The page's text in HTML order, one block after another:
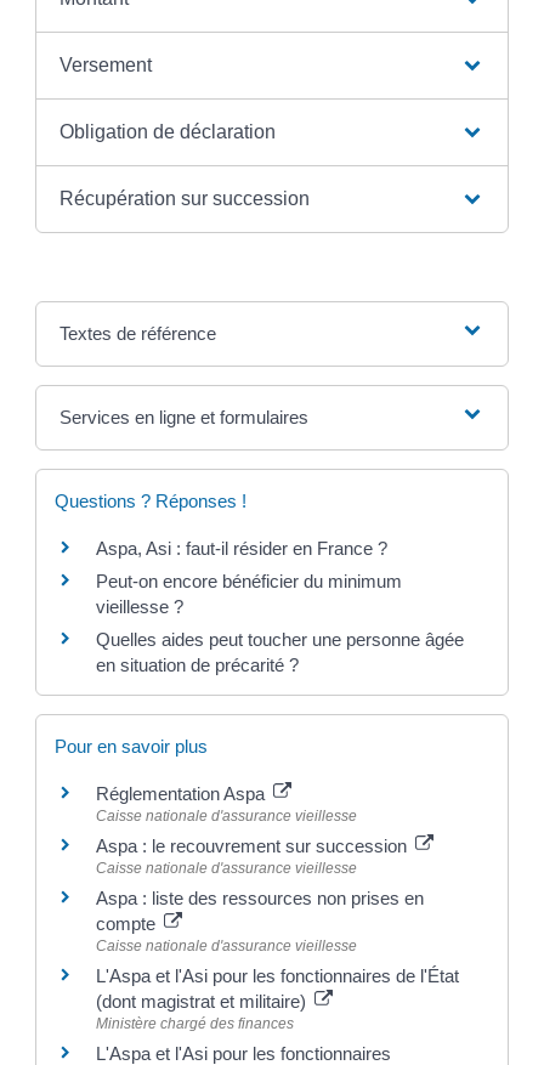
Versement
Obligation de déclaration
Récupération sur succession
Textes de référence
Services en ligne et formulaires
Questions ? Réponses !
Aspa, Asi : faut-il résider en France ?
Peut-on encore bénéficier du minimum
vieillesse ?
Quelles aides peut toucher une personne âgée
en situation de précarité ?
Pour en savoir plus
Réglementation Aspa
Caisse nationale d'assurance vieillesse
Aspa : le recouvrement sur succession
Caisse nationale d'assurance vieillesse
Aspa : liste des ressources non prises en
compte
Caisse nationale d'assurance vieillesse
L'Aspa et l'Asi pour les fonctionnaires de l'État
(dont magistrat et militaire)
Ministère chargé des finances
L'Aspa et l'Asi pour les fonctionnaires